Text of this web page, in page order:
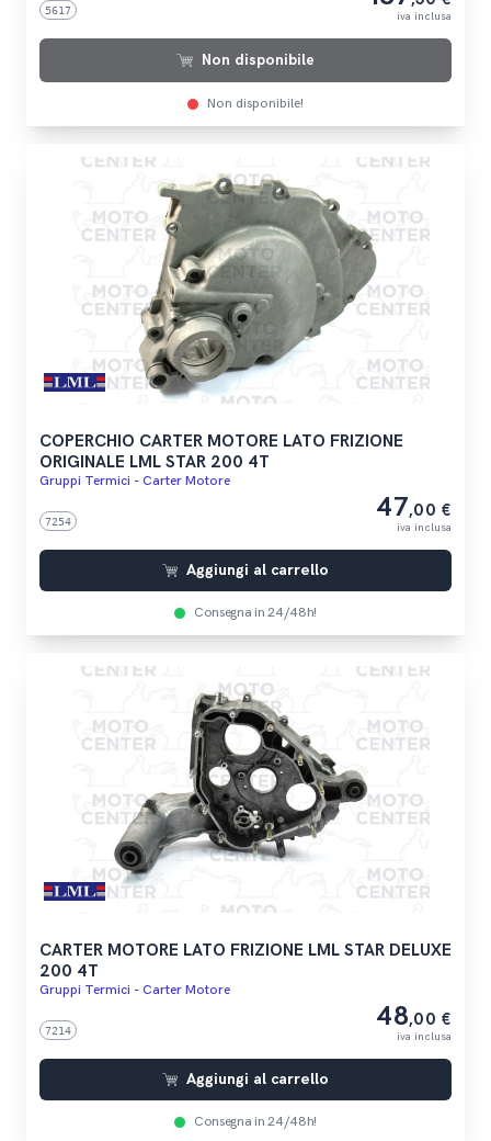
5617 iva inclusa
Non disponibile
Non disponibile!
COPERCHIO CARTER MOTORE LATO FRIZIONE
ORIGINALE LML STAR 200 4T
Gruppi Termici - Carter Motore
7254 47,00 €
iva inclusa
Aggiungi al carrello
Consegna in 24/48h!
CARTER MOTORE LATO FRIZIONE LML STAR DELUXE
200 4T
Gruppi Termici - Carter Motore
7214 48,00 €
iva inclusa
Aggiungi al carrello
Consegna in 24/48h!